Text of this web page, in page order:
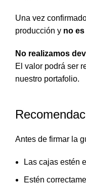
Una vez
producción y no
No realizamos
El valor podrá ser
nuestro portafolio.
Antes de firmar la
Las cajas estén
Estén